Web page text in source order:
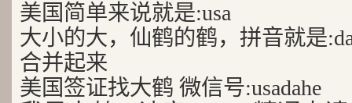
美国简单来说就是:usa
大小的大，仙鹤的鹤，拼音就是
合并起来
美国签证找大鹤 微信号:usadahe